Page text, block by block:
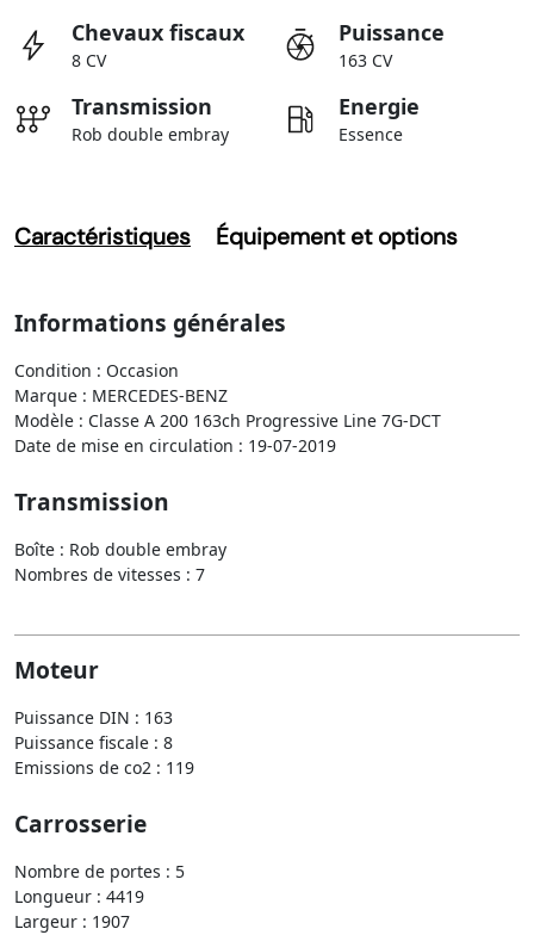
Chevaux fiscaux
8 CV
Puissance
163 CV
Transmission
Rob double embray
Energie
Essence
Caractéristiques Équipement et options
Informations générales
Condition : Occasion
Marque : MERCEDES-BENZ
Modèle : Classe A 200 163ch Progressive Line 7G-DCT
Date de mise en circulation : 19-07-2019
Transmission
Boîte : Rob double embray
Nombres de vitesses : 7
Moteur
Puissance DIN : 163
Puissance fiscale : 8
Emissions de co2 : 119
Carrosserie
Nombre de portes : 5
Longueur : 4419
Largeur : 1907